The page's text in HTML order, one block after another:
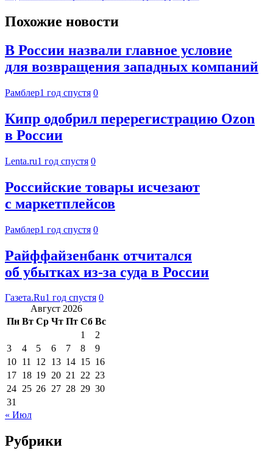
Похожие новости
В России назвали главное условие
для возвращения западных компаний
Рамблер1 год спустя 0
Кипр одобрил перерегистрацию Ozon
в России
Lenta.ru1 год спустя 0
Российские товары исчезают
с маркетплейсов
Рамблер1 год спустя 0
Райффайзенбанк отчитался
об убытках из-за суда в России
Газета.Ru1 год спустя 0
Август 2026
Пн Вт Ср Чт Пт Сб Вс
1
2
3
4 5 6 7 8
9
10 11 12 13 14 15 16
17 18 19 20 21 22 23
24 25 26 27 28 29 30
31
« Июл
Рубрики